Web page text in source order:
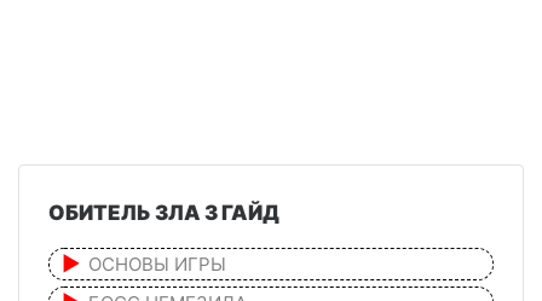
ОБИТЕЛЬ ЗЛА 3 ГАЙД
ОСНОВЫ ИГРЫ